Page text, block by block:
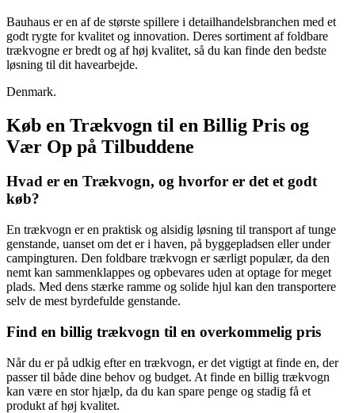
Bauhaus er en af de største spillere i detailhandelsbranchen med et
godt rygte for kvalitet og innovation. Deres sortiment af foldbare
trækvogne er bredt og af høj kvalitet, så du kan finde den bedste
løsning til dit havearbejde.
Denmark.
Køb en Trækvogn til en Billig Pris og
Vær Op på Tilbuddene
Hvad er en Trækvogn, og hvorfor er det et godt
køb?
En trækvogn er en praktisk og alsidig løsning til transport af tunge
genstande, uanset om det er i haven, på byggepladsen eller under
campingturen. Den foldbare trækvogn er særligt populær, da den
nemt kan sammenklappes og opbevares uden at optage for meget
plads. Med dens stærke ramme og solide hjul kan den transportere
selv de mest byrdefulde genstande.
Find en billig trækvogn til en overkommelig pris
Når du er på udkig efter en trækvogn, er det vigtigt at finde en, der
passer til både dine behov og budget. At finde en billig trækvogn
kan være en stor hjælp, da du kan spare penge og stadig få et
produkt af høj kvalitet.